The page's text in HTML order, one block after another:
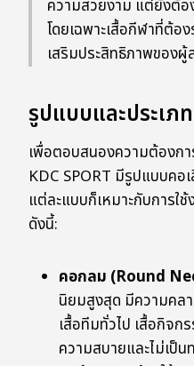
ความสวยงาม แต่ยังต้อ
โดยเฉพาะเสื้อกีฬาที่ต้อ
เสริมประสิทธิภาพของผู้
รูปแบบและประเภ
เพื่อตอบสนองความต้องก
KDC SPORT มีรูปแบบคอ
แต่ละแบบก็เหมาะกับการใ
ดังนี้:
คอกลม (Round
นิยมสูงสุด มีความคล
เสื้อทีมทั่วไป เสื้อกิจก
ความสบายและไม่เป็น